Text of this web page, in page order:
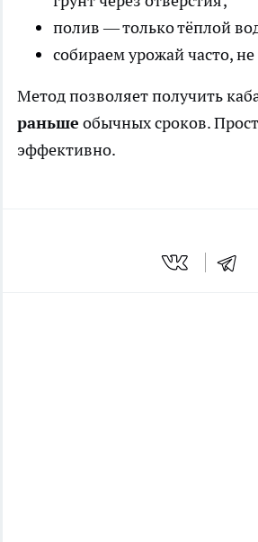
полив — только тёплой
собираем урожай часто,
Метод позволяет получить
раньше обычных сроков.
эффективно.